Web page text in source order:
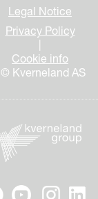
Legal Notice
Privacy Policy
Cookie info
| © Kverneland AS